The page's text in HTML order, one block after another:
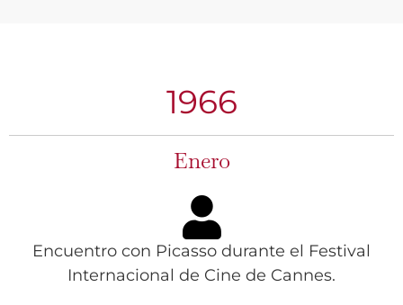
1966
Enero
Encuentro con Picasso durante el Festival
Internacional de Cine de Cannes.